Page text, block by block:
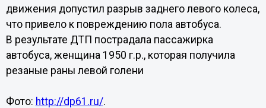
движения допустил разрыв заднего левого колеса,
что привело к повреждению пола автобуса.
В результате ДТП пострадала пассажирка
автобуса, женщина 1950 г.р., которая получила
резаные раны левой голени
Фото: http://dp61.ru/.